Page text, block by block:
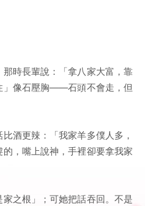
時長輩說：「拿八家大富，靠
」像石壓胸——石頭不會走，但
酒更辣：「我家羊多僕人多，
，嘴上說神，手裡卻要拿我家
之根」；可她把話吞回。不是